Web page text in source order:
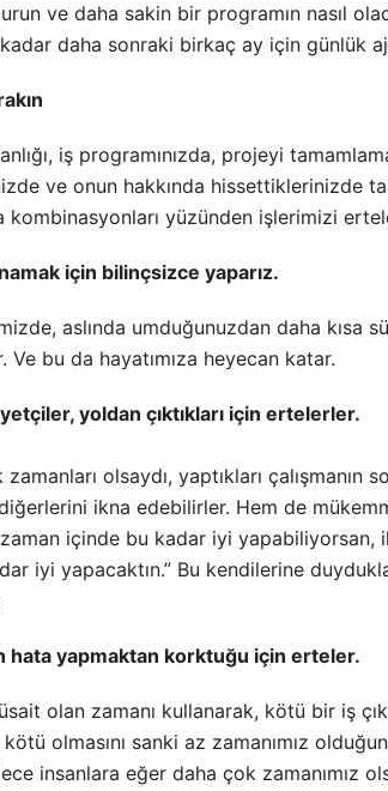
ve daha sakin bir programın nasıl
daha sonraki birkaç ay için günlük
iş programınızda, projeyi
ve onun hakkında hissettiklerinizde
kombinasyonları yüzünden işlerimizi
için bilinçsizce yaparız.
aslında umduğunuzdan daha kısa
Ve bu da hayatımıza heyecan katar.
yoldan çıktıkları için ertelerler.
olsaydı, yaptıkları
ikna edebilirler. Hem de
içinde bu kadar iyi yapabiliyorsan,
iyi yapacaktın.” Bu kendilerine
hata yapmaktan korktuğu için erteler.
olan zamanı kullanarak, kötü bir iş
olmasını sanki az zamanımız
insanlara eğer daha çok zamanımız